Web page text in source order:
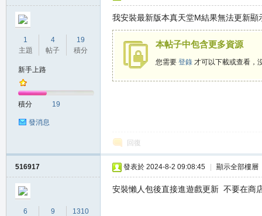
1
主題
4
帖子
19
積分
新手上路
積分 19
發消息
我安裝最新版本真天堂M結果無法更新顯
本帖子中包含更多資源
您需要 登錄 才可以下載或查看，
回復
516917
6
9
1310
發表於 2024-8-2 09:08:45 顯示全部樓層
安裝懶人包後直接進遊戲更新 不要在商